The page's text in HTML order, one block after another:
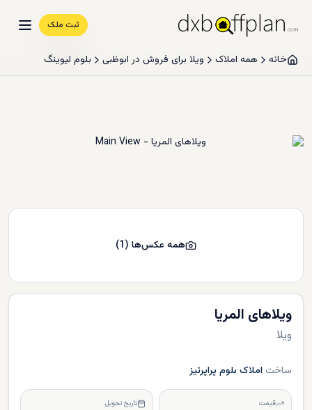
ثبت ملک
خانه همه املاک ویلا برای فروش در ابوظبی بلوم لیوینگ
ویلاهای المریا
ویلا
ساخت املاک بلوم پراپرتیز
قیمت تاریخ تحویل
همه عکس‌ها (
1
)